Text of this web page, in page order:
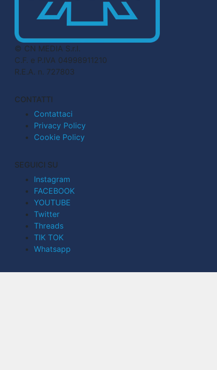
© CN MEDIA S.r.l.
C.F. e P.IVA 04998911210
R.E.A. n. 727803
CONTATTI
Contattaci
Privacy Policy
Cookie Policy
SEGUICI SU
Instagram
FACEBOOK
YOUTUBE
Twitter
Threads
TIK TOK
Whatsapp